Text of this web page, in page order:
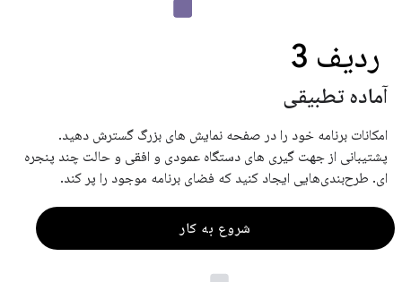
ردیف 3
آماده تطبیقی
امکانات برنامه خود را در صفحه نمایش های بزرگ گسترش دهید.
پشتیبانی از جهت گیری های دستگاه عمودی و افقی و حالت چند پنجره
ای. طرح‌بندی‌هایی ایجاد کنید که فضای برنامه موجود را پر کند.
شروع به کار